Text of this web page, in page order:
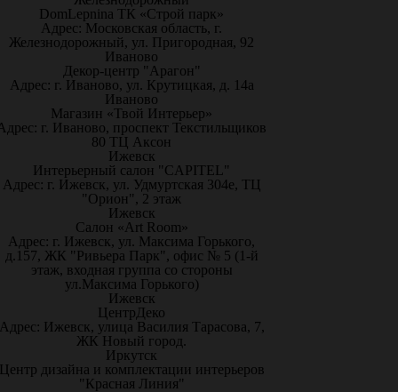
DomLepnina ТК «Строй парк»
Адрес: Московская область, г.
Железнодорожный, ул. Пригородная, 92
Иваново
Декор-центр "Арагон"
Адрес: г. Иваново, ул. Крутицкая, д. 14а
Иваново
Магазин «Твой Интерьер»
г. Иваново, проспект Текстильщиков
80 ТЦ Аксон
Ижевск
Интерьерный салон "CAPITEL"
Адрес: г. Ижевск, ул. Удмуртская 304е, ТЦ
"Орион", 2 этаж
Ижевск
Салон «Art Room»
Адрес: г. Ижевск, ул. Максима Горького,
д.157, ЖК "Ривьера Парк", офис № 5 (1-й
этаж, входная группа со стороны
ул.Максима Горького)
Ижевск
ЦентрДеко
Ижевск, улица Василия Тарасова, 7,
ЖК Новый город.
Иркутск
дизайна и комплектации интерьеров
"Красная Линия"